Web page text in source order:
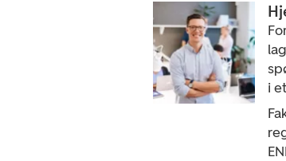
i